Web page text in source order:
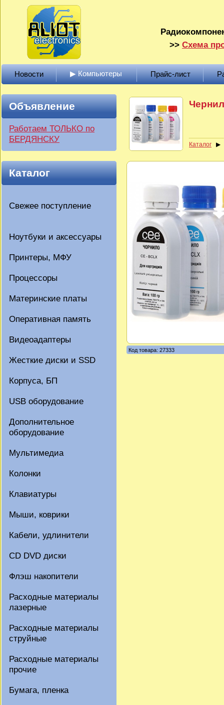
>> Схема
Новости ▶ Компьютеры Прайс-лист
Объявление
Работаем ТОЛЬКО по
БЕРДЯНСКУ
Каталог
Свежее поступление
Ноутбуки и аксессуары
Принтеры, МФУ
Процессоры
Материнские платы
Оперативная память
Видеоадаптеры
Жесткие диски и SSD
Корпуса, БП
USB оборудование
Дополнительное
оборудование
Мультимедиа
Колонки
Клавиатуры
Мыши, коврики
Кабели, удлинители
CD DVD диски
Флэш накопители
Расходные материалы
лазерные
Расходные материалы
струйные
Расходные материалы
прочие
Бумага, пленка
Каталог
Код товара: 27333